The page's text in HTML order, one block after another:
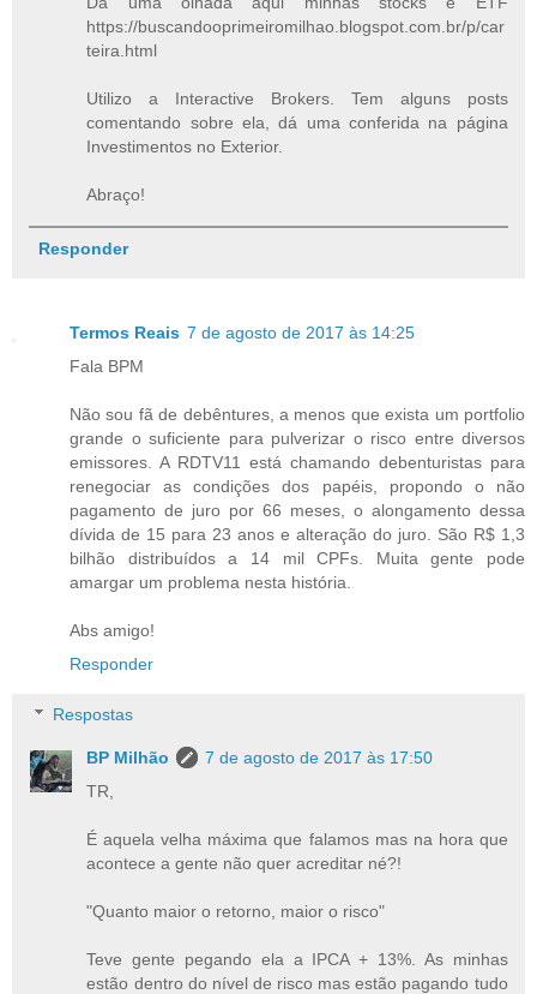
https://buscandooprimeiromilhao.blogspot.com.br/p/car
teira.html
Utilizo a Interactive Brokers. Tem alguns posts
comentando sobre ela, dá uma conferida na página
Investimentos no Exterior.
Abraço!
Responder
Termos Reais 7 de agosto de 2017 às 14:25
Fala BPM
Não sou fã de debêntures, a menos que exista um portfolio
grande o suficiente para pulverizar o risco entre diversos
emissores. A RDTV11 está chamando debenturistas para
renegociar as condições dos papéis, propondo o não
pagamento de juro por 66 meses, o alongamento dessa
dívida de 15 para 23 anos e alteração do juro. São R$ 1,3
bilhão distribuídos a 14 mil CPFs. Muita gente pode
amargar um problema nesta história.
Abs amigo!
Responder
Respostas
BP Milhão
7 de agosto de 2017 às 17:50
TR,
É aquela velha máxima que falamos mas na hora que
acontece a gente não quer acreditar né?!
"Quanto maior o retorno, maior o risco"
Teve gente pegando ela a IPCA + 13%. As minhas
estão dentro do nível de risco mas estão pagando tudo